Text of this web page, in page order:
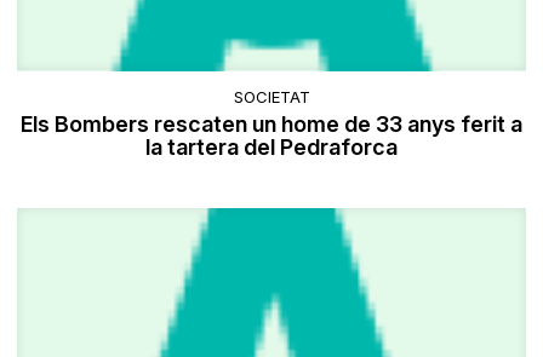
SOCIETAT
Els Bombers rescaten un home de 33 anys ferit a
la tartera del Pedraforca